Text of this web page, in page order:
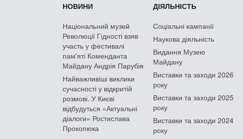
НОВИНИ
Національний музей
Революції Гідності взяв
участь у фестивалі
пам'яті Коменданта
Майдану Андрія Парубія
Найважливіші виклики
сучасності у відкритій
розмові. У Києві
відбудуться «Актуальні
діалоги» Ростислава
Прокопюка
ДІЯЛЬНІСТЬ
Соціальні кампанії
Наукова діяльність
Видання Музею
Майдану
Виставки та заходи 2026
року
Виставки та заходи 2025
року
Виставки та заходи 2024
року